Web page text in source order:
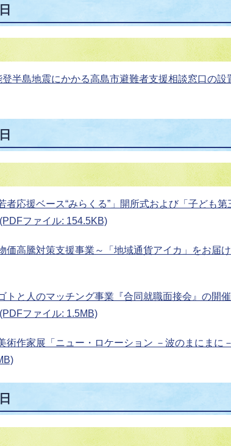
半島地震にかかる高島市避難者支援相談窓口の設
者応援ベース“みらくる”」開所式および「子ども
ファイル: 154.5KB)
価高騰対策支援事業～「地域通貨アイカ」をお届
トと人のマッチング事業『合同就職面接会』の開
ファイル: 1.5MB)
術作家展「ニュー・ロケーション －波のまにまに